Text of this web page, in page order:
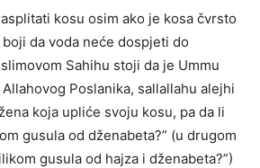
kosu osim ako je kosa čvrsto
da voda neće dospjeti do
Sahihu stoji da je Ummu
Poslanika, sallallahu alejhi
koja upliće svoju kosu, pa da li
gusula od dženabeta?” (u drugom
gusula od hajza i dženabeta?”)